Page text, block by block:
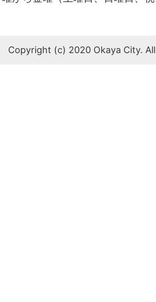
Copyright (c) 2020 Okaya City.